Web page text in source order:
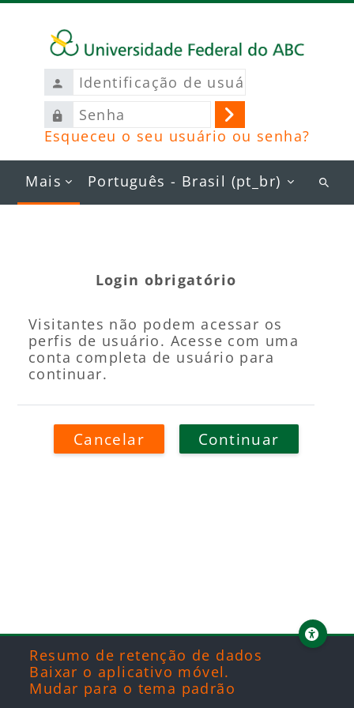
Ir para o conteúdo principal
Identificação
de
usuário
Senha
Acessar
Esqueceu o seu usuário ou senha?
Mais Português - Brasil ‎(pt_br)‎
Login obrigatório
Visitantes não podem acessar os
perfis de usuário. Acesse com uma
conta completa de usuário para
continuar.
Cancelar Continuar
Resumo de retenção de dados
Baixar o aplicativo móvel.
Mudar para o tema padrão